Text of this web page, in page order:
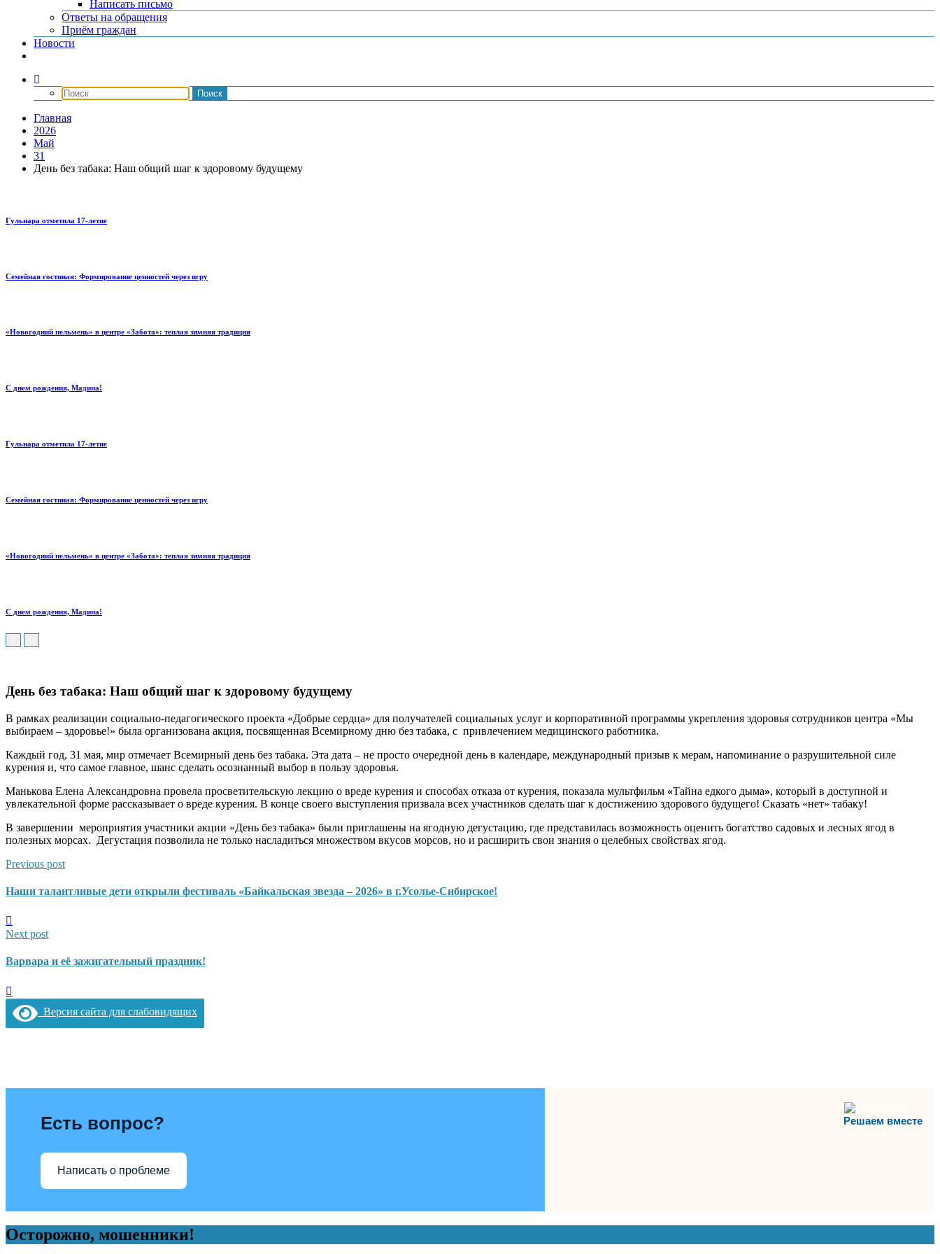
Написать письмо
Ответы на обращения
Приём граждан
Новости
Главная
2026
Май
31
День без табака: Наш общий шаг к здоровому будущему
Гульнара отметила 17‑летие
Семейная гостиная: Формирование ценностей через игру
«Новогодний пельмень» в центре «Забота»: теплая зимняя традиция
С днем рождения, Мадина!
Гульнара отметила 17‑летие
Семейная гостиная: Формирование ценностей через игру
«Новогодний пельмень» в центре «Забота»: теплая зимняя традиция
С днем рождения, Мадина!
День без табака: Наш общий шаг к здоровому будущему
В рамках реализации социально-педагогического проекта «Добрые сердца» для получателей социальных услуг и корпоративной программы укрепления здоровья сотрудников центра «Мы
выбираем – здоровье!» была организована акция, посвященная Всемирному дню без табака, с привлечением медицинского работника.
Каждый год, 31 мая, мир отмечает Всемирный день без табака. Эта дата – не просто очередной день в календаре, международный призыв к мерам, напоминание о разрушительной силе
курения и, что самое главное, шанс сделать осознанный выбор в пользу здоровья.
Манькова Елена Александровна провела просветительскую лекцию о вреде курения и способах отказа от курения, показала мультфильм «Тайна едкого дыма», который в доступной и
увлекательной форме рассказывает о вреде курения. В конце своего выступления призвала всех участников сделать шаг к достижению здорового будущего! Сказать «нет» табаку!
В завершении мероприятия участники акции «День без табака» были приглашены на ягодную дегустацию, где представилась возможность оценить богатство садовых и лесных ягод в
полезных морсах. Дегустация позволила не только насладиться множеством вкусов морсов, но и расширить свои знания о целебных свойствах ягод.
Previous post
Наши талантливые дети открыли фестиваль «Байкальская звезда – 2026» в г.Усолье-Сибирское!
Next post
Варвара и её зажигательный праздник!
Версия сайта для слабовидящих
Решаем вместе
Есть вопрос?
Написать о проблеме
Осторожно, мошенники!